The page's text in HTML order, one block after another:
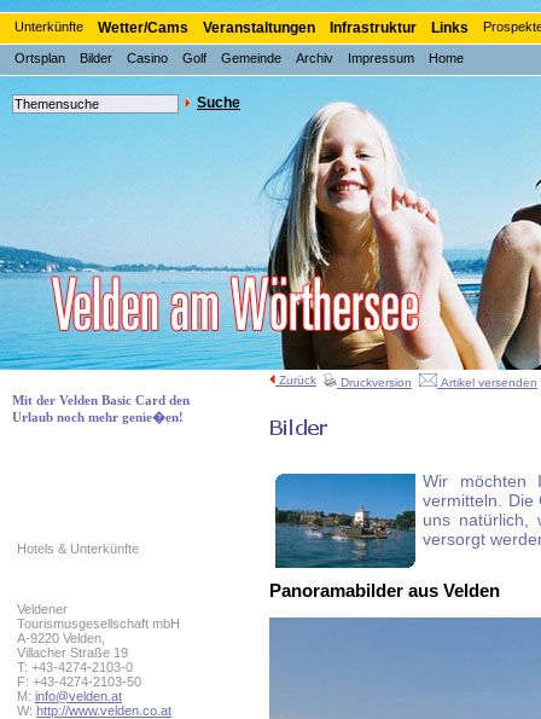
Unterkünfte Wetter/Cams Veranstaltungen Infrastruktur Links
Ortsplan Bilder Casino Golf Gemeinde Archiv Impressum Home
Mit der Velden Basic Card den
Urlaub noch mehr genie�en!
Suche
Hotels & Unterkünfte
Veldener
Tourismusgesellschaft mbH
A-9220 Velden,
Villacher Straße 19
T: +43-4274-2103-0
F: +43-4274-2103-50
M: info@velden.at
W: http://www.velden.co.at
Zurück Druckversion Artikel versenden
Wir möchten
vermitteln. Die
uns natürlich,
versorgt
Panoramabilder aus Velden